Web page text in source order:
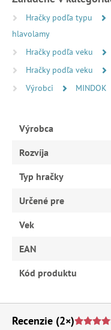
Hračky podľa typu
hlavolamy
Hračky podľa veku
Hračky podľa veku
Výrobci
MINDOK
Výrobca
Rozvíja
Typ hračky
Určené pre
Vek
EAN
Kód produktu
Recenzie (2×)